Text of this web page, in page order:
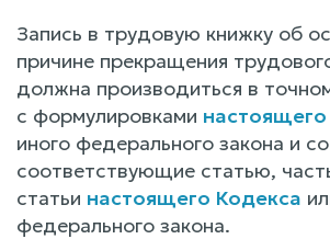
Запись в трудовую книжку об
причине прекращения
должна производиться в
с формулировками
иного федерального закона и
соответствующие статью,
статьи настоящего Кодекса
федерального закона.